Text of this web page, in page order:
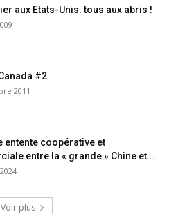
aux Etats-Unis: tous aux abris !
#2
2011
entente coopérative et
entre la « grande » Chine et...
Voir plus